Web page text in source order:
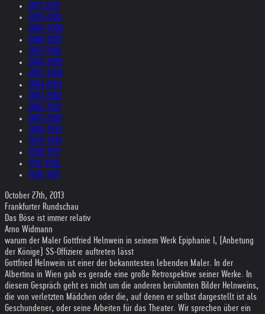
2011-2010
2010-2009
2009-2008
2008-2007
2007-2006
2006-2005
2005-2004
2004-2003
2003-2002
2002-2001
2001-2000
2000-1999
1999-1998
1998-1997
1997-1996
1996-1975
October 27th, 2013
Frankfurter Rundschau
Das Böse ist immer relativ
Arno Widmann
warum der Maler Gottfried Helnwein in seinem Werk Epiphanie I, (Anbetung
der Könige) SS-Offiziere auftreten lässt
Gottfried Helnwein ist einer der bekanntesten lebenden Maler. In der
Albertina in Wien gab es gerade eine große Retrospektive seiner Werke. In
diesem Gespräch geht es nicht um die anderen berühmten Bilder Helnweins,
die von verletzten Mädchen oder die, auf denen er selbst dargestellt ist als
Geschundener, oder seine Arbeiten für das Theater. Wir sprechen über ein